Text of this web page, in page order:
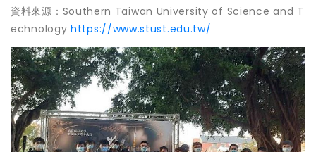
資料來源：Southern Taiwan University of Science and T
echnology https://www.stust.edu.tw/